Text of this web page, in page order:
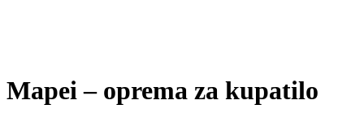
Mapei – oprema za kupatilo